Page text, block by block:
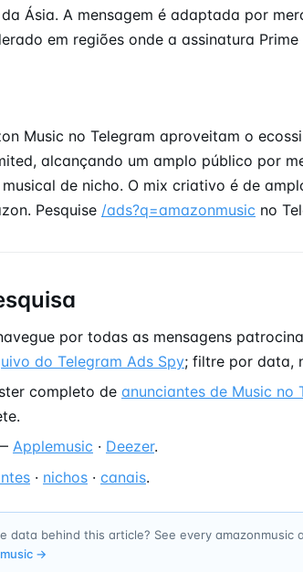
Ásia. A mensagem é adaptada por
em regiões onde a assinatura
Music no Telegram aproveitam o
alcançando um amplo público por
de nicho. O mix criativo é de
Pesquise /ads?q=amazonmusic no
por todas as mensagens
do Telegram Ads Spy; filtre por data,
completo de anunciantes de Music no
Applemusic · Deezer.
· nichos · canais.
data behind this article? See every amazonmusic
→